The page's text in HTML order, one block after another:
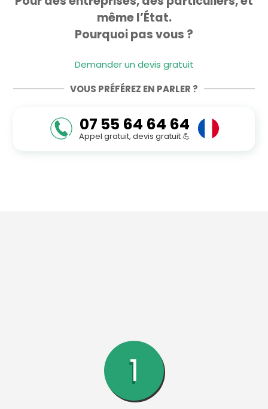
même l’État.
Pourquoi pas vous ?
Demander un devis gratuit
VOUS PRÉFÉREZ EN PARLER ?
07 55 64 64 64
Appel gratuit, devis gratuit 💪
1